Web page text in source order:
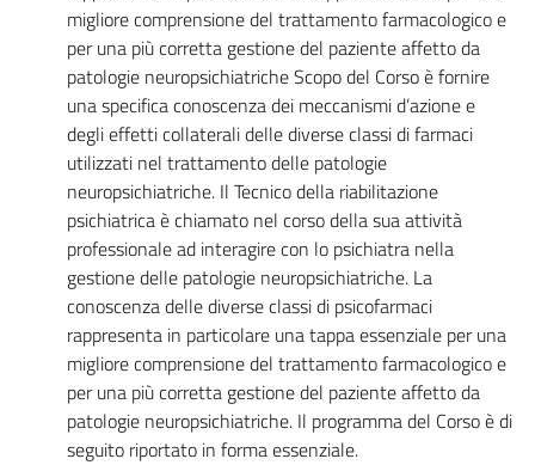
migliore comprensione del trattamento farmacologico e
per una più corretta gestione del paziente affetto da
patologie neuropsichiatriche Scopo del Corso è fornire
una specifica conoscenza dei meccanismi d’azione e
degli effetti collaterali delle diverse classi di farmaci
utilizzati nel trattamento delle patologie
neuropsichiatriche. Il Tecnico della riabilitazione
psichiatrica è chiamato nel corso della sua attività
professionale ad interagire con lo psichiatra nella
gestione delle patologie neuropsichiatriche. La
conoscenza delle diverse classi di psicofarmaci
rappresenta in particolare una tappa essenziale per una
migliore comprensione del trattamento farmacologico e
per una più corretta gestione del paziente affetto da
patologie neuropsichiatriche. Il programma del Corso è di
seguito riportato in forma essenziale.